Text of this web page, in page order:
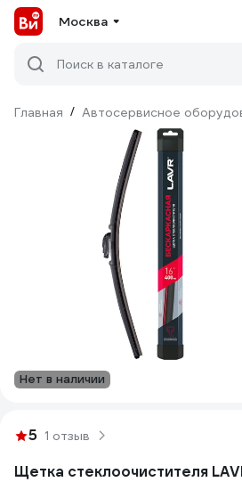
Москва
Поиск в каталоге
Главная / Автосервисное
Нет в наличии
5 1 отзыв
Щетка стеклоочистителя